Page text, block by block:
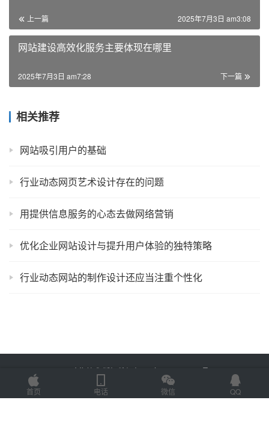
上一篇 2025年7月3日 am3:08
网站建设高效化服务主要体现在哪里
下一篇
2025年7月3日 am7:28
相关推荐
网站吸引用户的基础
行业动态网页艺术设计存在的问题
用提供信息服务的心态去做网络营销
优化企业网站设计与提升用户体验的独特策略
行业动态网站的制作设计还应当注重个性化
Copyright © 2025 金海技术 版权所有 鲁ICP备2022012774号-2
首页
电话 微信 QQ